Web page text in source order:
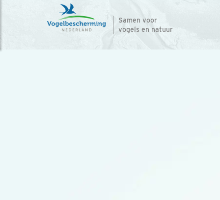
Samen voor
vogels en natuur